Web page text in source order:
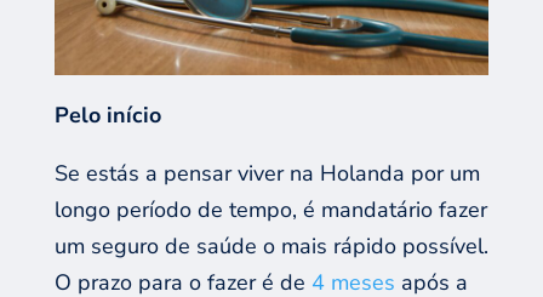
Pelo início
Se estás a pensar viver na Holanda por um
longo período de tempo, é mandatário fazer
um seguro de saúde o mais rápido possível.
O prazo para o fazer é de 4 meses após a